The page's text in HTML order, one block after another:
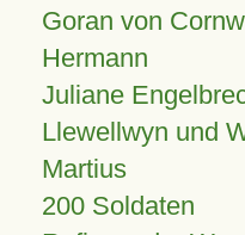
Goran von
Hermann
Juliane
Llewellwyn und
Martius
200 Soldaten